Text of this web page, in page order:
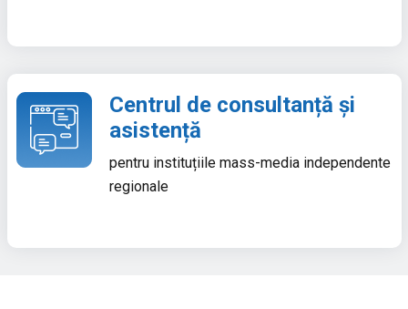
Centrul de consultanță și
asistență
pentru instituțiile mass-media independente
regionale